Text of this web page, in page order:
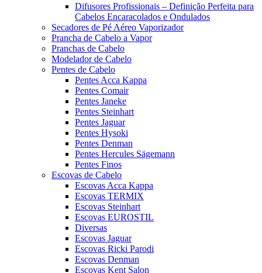
Difusores Profissionais – Definição Perfeita para
Cabelos Encaracolados e Ondulados
Secadores de Pé Aéreo Vaporizador
Prancha de Cabelo a Vapor
Pranchas de Cabelo
Modelador de Cabelo
Pentes de Cabelo
Pentes Acca Kappa
Pentes Comair
Pentes Janeke
Pentes Steinhart
Pentes Jaguar
Pentes Hysoki
Pentes Denman
Pentes Hercules Sägemann
Pentes Finos
Escovas de Cabelo
Escovas Acca Kappa
Escovas TERMIX
Escovas Steinhart
Escovas EUROSTIL
Diversas
Escovas Jaguar
Escovas Ricki Parodi
Escovas Denman
Escovas Kent Salon